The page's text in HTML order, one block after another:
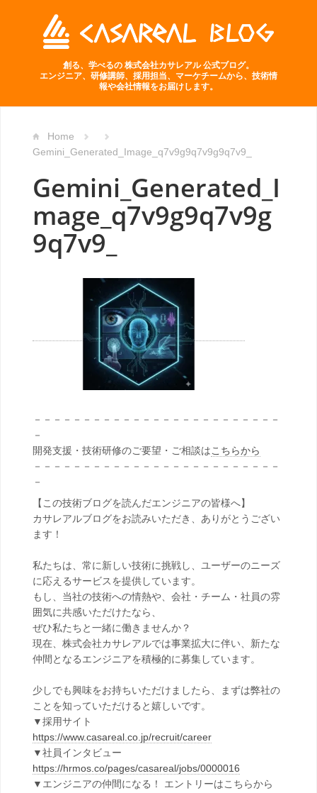
創る、学べるの 株式会社カサレアル 公式ブログ。
エンジニア、研修講師、採用担当、マーケチームから、技術情
報や会社情報をお届けします。
Home
Gemini_Generated_Image_q7v9g9q7v9g9q7v9_
Gemini_Generated_I
mage_q7v9g9q7v9g
9q7v9_
－－－－－－－－－－－－－－－－－－－－－－－－－
－
開発支援・技術研修のご要望・ご相談はこちらから
－－－－－－－－－－－－－－－－－－－－－－－－－
－
【この技術ブログを読んだエンジニアの皆様へ】
カサレアルブログをお読みいただき、ありがとうござい
ます！
私たちは、常に新しい技術に挑戦し、ユーザーのニーズ
に応えるサービスを提供しています。
もし、当社の技術への情熱や、会社・チーム・社員の雰
囲気に共感いただけたなら、
ぜひ私たちと一緒に働きませんか？
現在、株式会社カサレアルでは事業拡大に伴い、新たな
仲間となるエンジニアを積極的に募集しています。
少しでも興味をお持ちいただけましたら、まずは弊社の
ことを知っていただけると嬉しいです。
▼採用サイト
https://www.casareal.co.jp/recruit/career
▼社員インタビュー
https://hrmos.co/pages/casareal/jobs/0000016
▼エンジニアの仲間になる！ エントリーはこちらから